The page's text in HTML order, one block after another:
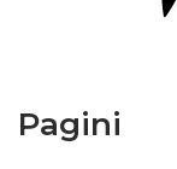
Pagini